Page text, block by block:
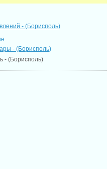
- (Борисполь)
- (Борисполь)
- (Борисполь)